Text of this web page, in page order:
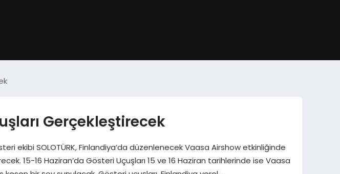
Gerçekleştirecek
ekibi SOLOTÜRK, Finlandiya’da düzenlenecek Vaasa Airshow etkinliğinde
15-16 Haziran’da Gösteri Uçuşları 15 ve 16 Haziran tarihlerinde ise Vaasa